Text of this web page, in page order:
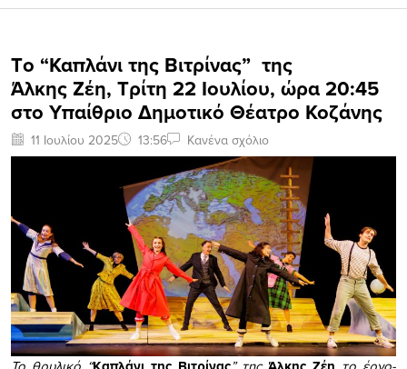
Τo “Καπλάνι της Βιτρίνας” της
Άλκης Ζέη, Τρίτη 22 Ιουλίου, ώρα 20:45
στο Υπαίθριο Δημοτικό Θέατρο Κοζάνης
11 Ιουλίου 2025 13:56 Κανένα σχόλιο